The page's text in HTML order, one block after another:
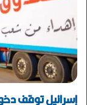
إسرائيل توقف